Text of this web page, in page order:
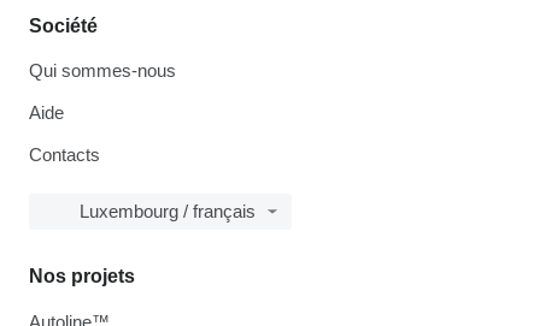
Société
Qui sommes-nous
Aide
Contacts
Luxembourg / français
Nos projets